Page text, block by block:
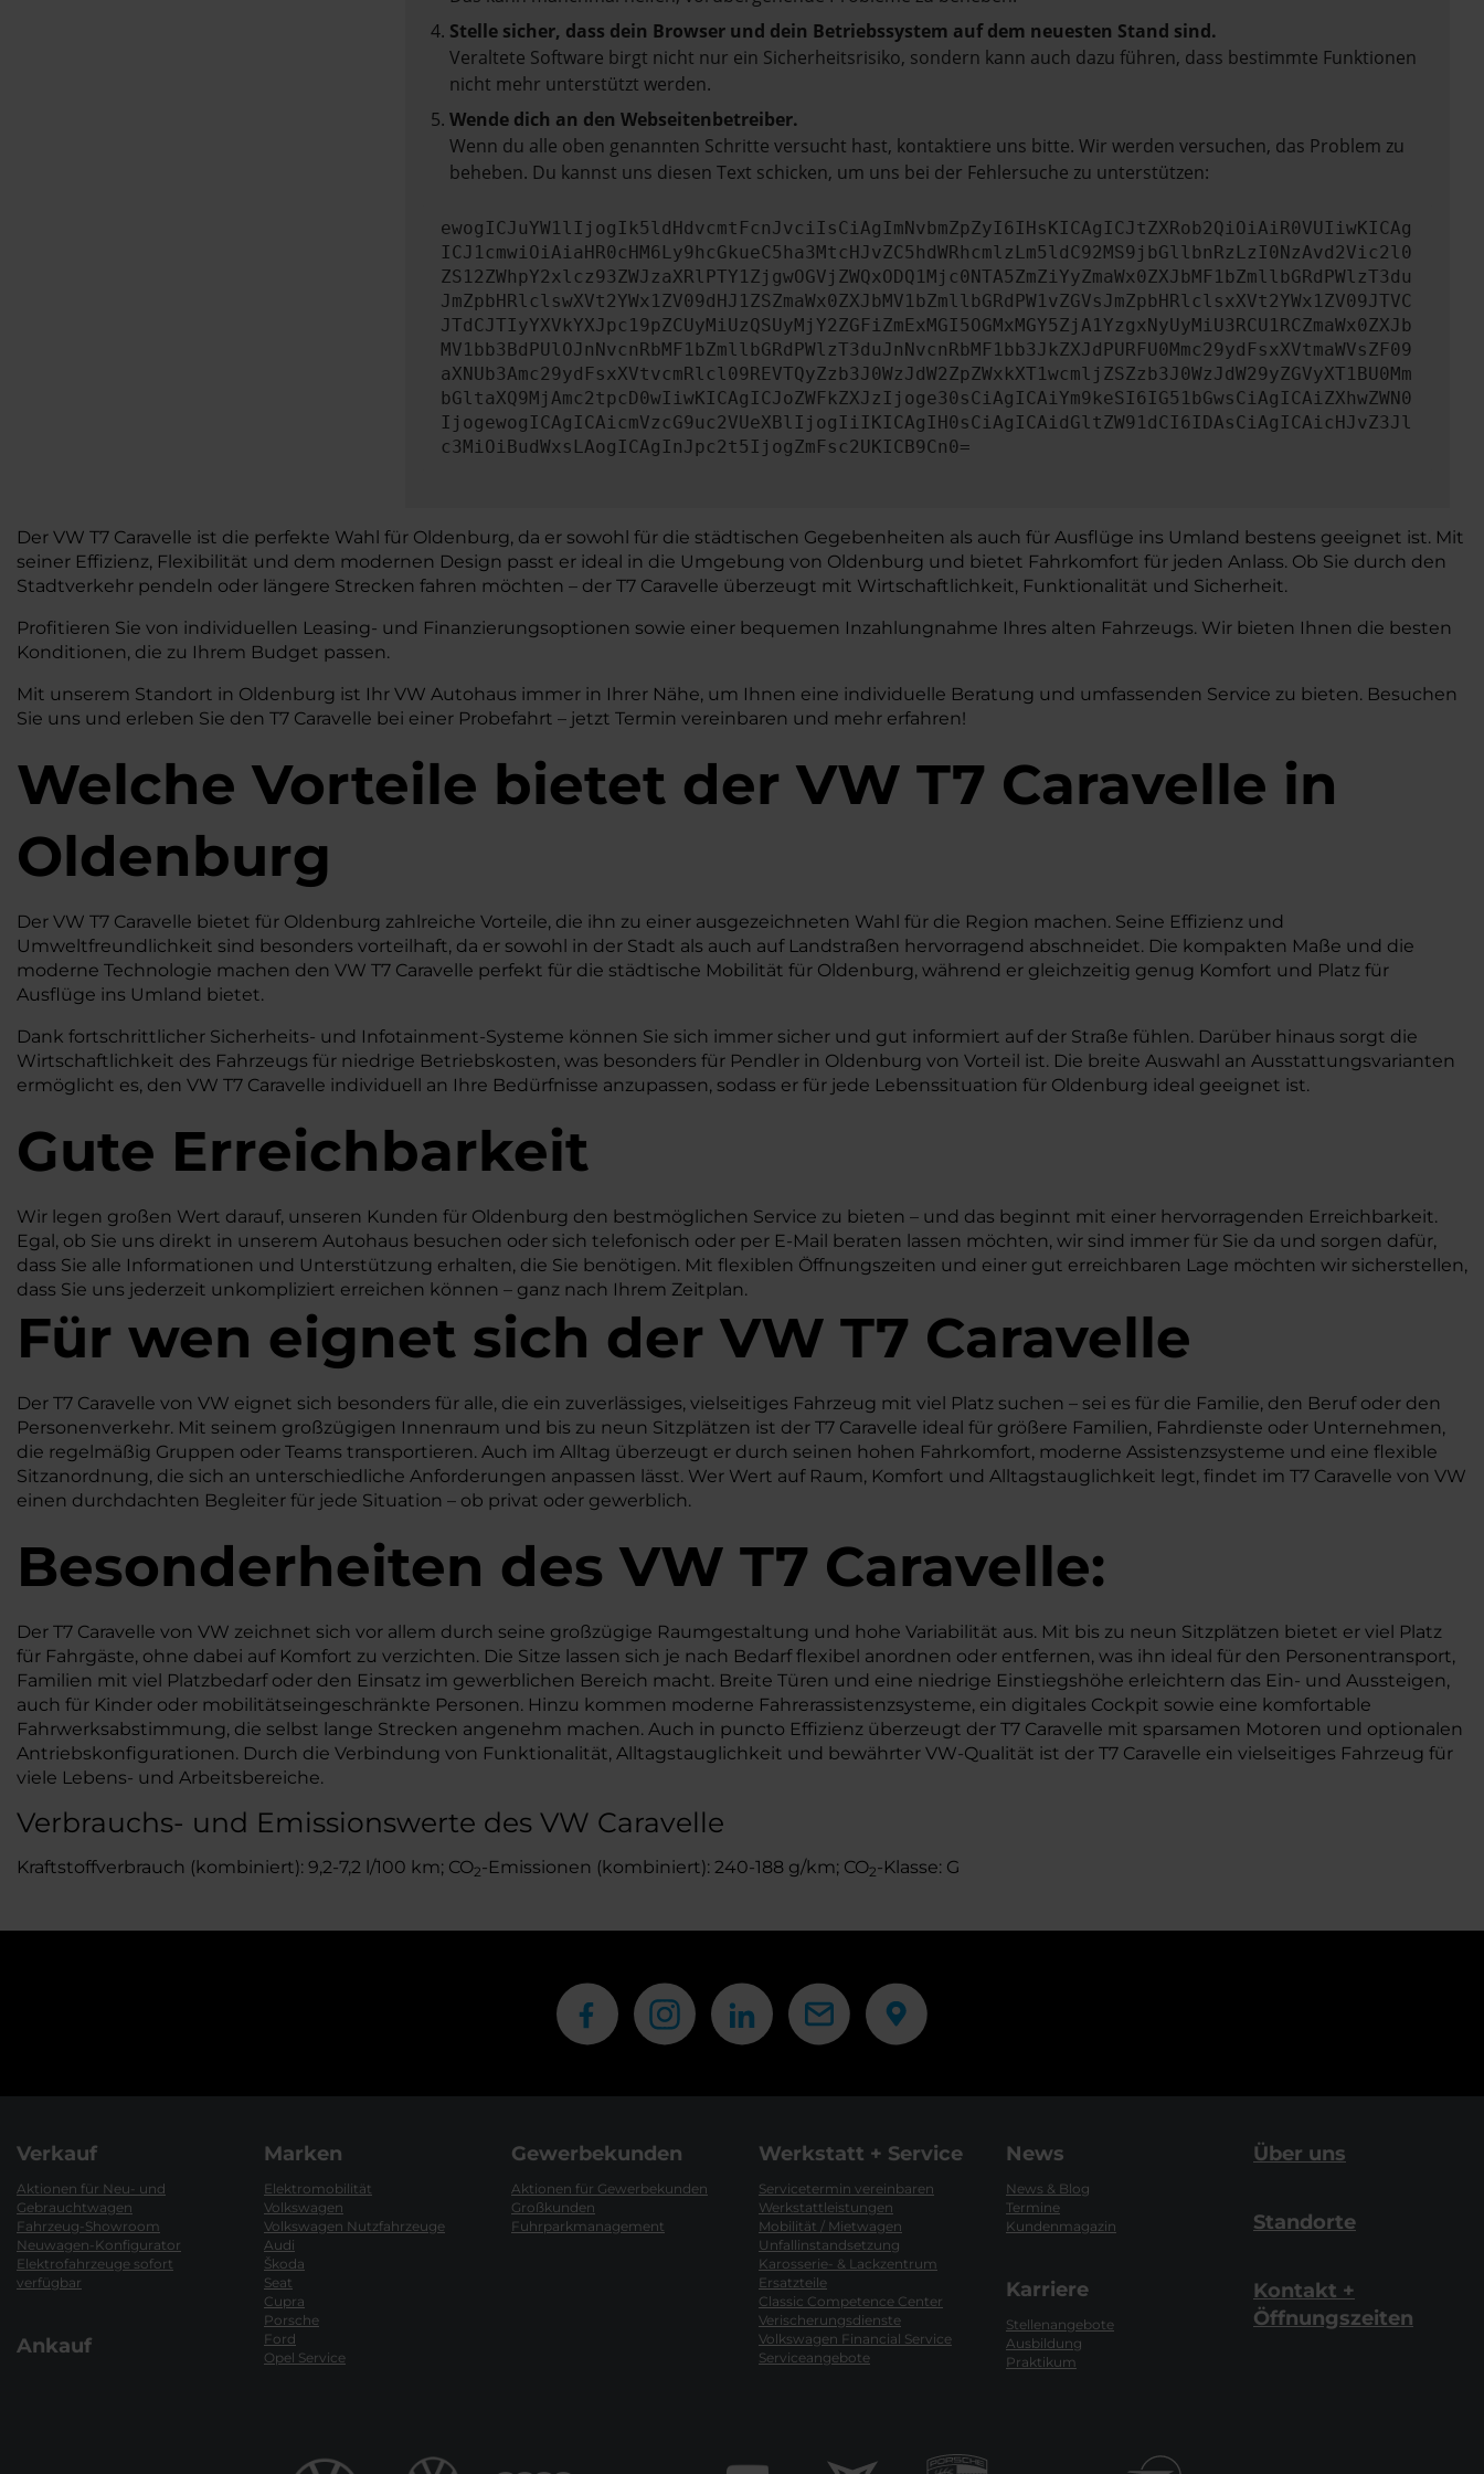
Stelle sicher, dass dein Browser und dein Betriebssystem auf dem neuesten Stand sind.
Veraltete Software birgt nicht nur ein Sicherheitsrisiko, sondern kann auch dazu führen, dass bestimmte Funktionen
nicht mehr unterstützt werden.
Wende dich an den Webseitenbetreiber.
Wenn du alle oben genannten Schritte versucht hast, kontaktiere uns bitte. Wir werden versuchen, das Problem zu
beheben. Du kannst uns diesen Text schicken, um uns bei der Fehlersuche zu unterstützen:
ewogICJuYW1lIjogIk5ldHdvcmtFcnJvciIsCiAgImNvbmZpZyI6IHsKICAgICJtZXRob2QiOiAiR0VUIiwKICAg
ICJ1cmwiOiAiaHR0cHM6Ly9hcGkueC5ha3MtcHJvZC5hdWRhcmlzLm5ldC92MS9jbGllbnRzLzI0NzAvd2Vic2l0
ZS12ZWhpY2xlcz93ZWJzaXRlPTY1ZjgwOGVjZWQxODQ1Mjc0NTA5ZmZiYyZmaWx0ZXJbMF1bZmllbGRdPWlzT3du
JmZpbHRlclswXVt2YWx1ZV09dHJ1ZSZmaWx0ZXJbMV1bZmllbGRdPW1vZGVsJmZpbHRlclsxXVt2YWx1ZV09JTVC
JTdCJTIyYXVkYXJpc19pZCUyMiUzQSUyMjY2ZGFiZmExMGI5OGMxMGY5ZjA1YzgxNyUyMiU3RCU1RCZmaWx0ZXJb
MV1bb3BdPUlOJnNvcnRbMF1bZmllbGRdPWlzT3duJnNvcnRbMF1bb3JkZXJdPURFU0Mmc29ydFsxXVtmaWVsZF09
aXNUb3Amc29ydFsxXVtvcmRlcl09REVTQyZzb3J0WzJdW2ZpZWxkXT1wcmljZSZzb3J0WzJdW29yZGVyXT1BU0Mm
bGltaXQ9MjAmc2tpcD0wIiwKICAgICJoZWFkZXJzIjoge30sCiAgICAiYm9keSI6IG51bGwsCiAgICAiZXhwZWN0
IjogewogICAgICAicmVzcG9uc2VUeXBlIjogIiIKICAgIH0sCiAgICAidGltZW91dCI6IDAsCiAgICAicHJvZ3Jl
c3MiOiBudWxsLAogICAgInJpc2t5IjogZmFsc2UKICB9Cn0=
Der VW T7 Caravelle ist die perfekte Wahl für Oldenburg, da er sowohl für die städtischen Gegebenheiten als auch für Ausflüge ins Umland bestens geeignet ist. Mit
seiner Effizienz, Flexibilität und dem modernen Design passt er ideal in die Umgebung von Oldenburg und bietet Fahrkomfort für jeden Anlass. Ob Sie durch den
Stadtverkehr pendeln oder längere Strecken fahren möchten – der T7 Caravelle überzeugt mit Wirtschaftlichkeit, Funktionalität und Sicherheit.
Profitieren Sie von individuellen Leasing- und Finanzierungsoptionen sowie einer bequemen Inzahlungnahme Ihres alten Fahrzeugs. Wir bieten Ihnen die besten
Konditionen, die zu Ihrem Budget passen.
Mit unserem Standort in Oldenburg ist Ihr VW Autohaus immer in Ihrer Nähe, um Ihnen eine individuelle Beratung und umfassenden Service zu bieten. Besuchen
Sie uns und erleben Sie den T7 Caravelle bei einer Probefahrt – jetzt Termin vereinbaren und mehr erfahren!
Welche Vorteile bietet der VW T7 Caravelle in
Oldenburg
Der VW T7 Caravelle bietet für Oldenburg zahlreiche Vorteile, die ihn zu einer ausgezeichneten Wahl für die Region machen. Seine Effizienz und
Umweltfreundlichkeit sind besonders vorteilhaft, da er sowohl in der Stadt als auch auf Landstraßen hervorragend abschneidet. Die kompakten Maße und die
moderne Technologie machen den VW T7 Caravelle perfekt für die städtische Mobilität für Oldenburg, während er gleichzeitig genug Komfort und Platz für
Ausflüge ins Umland bietet.
Dank fortschrittlicher Sicherheits- und Infotainment-Systeme können Sie sich immer sicher und gut informiert auf der Straße fühlen. Darüber hinaus sorgt die
Wirtschaftlichkeit des Fahrzeugs für niedrige Betriebskosten, was besonders für Pendler in Oldenburg von Vorteil ist. Die breite Auswahl an Ausstattungsvarianten
ermöglicht es, den VW T7 Caravelle individuell an Ihre Bedürfnisse anzupassen, sodass er für jede Lebenssituation für Oldenburg ideal geeignet ist.
Gute Erreichbarkeit
Wir legen großen Wert darauf, unseren Kunden für Oldenburg den bestmöglichen Service zu bieten – und das beginnt mit einer hervorragenden Erreichbarkeit.
Egal, ob Sie uns direkt in unserem Autohaus besuchen oder sich telefonisch oder per E-Mail beraten lassen möchten, wir sind immer für Sie da und sorgen dafür,
dass Sie alle Informationen und Unterstützung erhalten, die Sie benötigen. Mit flexiblen Öffnungszeiten und einer gut erreichbaren Lage möchten wir sicherstellen,
dass Sie uns jederzeit unkompliziert erreichen können – ganz nach Ihrem Zeitplan.
Für wen eignet sich der VW T7 Caravelle
Der T7 Caravelle von VW eignet sich besonders für alle, die ein zuverlässiges, vielseitiges Fahrzeug mit viel Platz suchen – sei es für die Familie, den Beruf oder den
Personenverkehr. Mit seinem großzügigen Innenraum und bis zu neun Sitzplätzen ist der T7 Caravelle ideal für größere Familien, Fahrdienste oder Unternehmen,
die regelmäßig Gruppen oder Teams transportieren. Auch im Alltag überzeugt er durch seinen hohen Fahrkomfort, moderne Assistenzsysteme und eine flexible
Sitzanordnung, die sich an unterschiedliche Anforderungen anpassen lässt. Wer Wert auf Raum, Komfort und Alltagstauglichkeit legt, findet im T7 Caravelle von VW
einen durchdachten Begleiter für jede Situation – ob privat oder gewerblich.
Besonderheiten des VW T7 Caravelle:
Der T7 Caravelle von VW zeichnet sich vor allem durch seine großzügige Raumgestaltung und hohe Variabilität aus. Mit bis zu neun Sitzplätzen bietet er viel Platz
für Fahrgäste, ohne dabei auf Komfort zu verzichten. Die Sitze lassen sich je nach Bedarf flexibel anordnen oder entfernen, was ihn ideal für den Personentransport,
Familien mit viel Platzbedarf oder den Einsatz im gewerblichen Bereich macht. Breite Türen und eine niedrige Einstiegshöhe erleichtern das Ein- und Aussteigen,
auch für Kinder oder mobilitätseingeschränkte Personen. Hinzu kommen moderne Fahrerassistenzsysteme, ein digitales Cockpit sowie eine komfortable
Fahrwerksabstimmung, die selbst lange Strecken angenehm machen. Auch in puncto Effizienz überzeugt der T7 Caravelle mit sparsamen Motoren und optionalen
Antriebskonfigurationen. Durch die Verbindung von Funktionalität, Alltagstauglichkeit und bewährter VW-Qualität ist der T7 Caravelle ein vielseitiges Fahrzeug für
viele Lebens- und Arbeitsbereiche.
Verbrauchs- und Emissionswerte des VW Caravelle
Kraftstoffverbrauch (kombiniert): 9,2-7,2 l/100 km; CO2-Emissionen (kombiniert): 240-188 g/km; CO2-Klasse: G
Verkauf
Aktionen für Neu- und
Gebrauchtwagen
Fahrzeug-Showroom
Neuwagen-Konfigurator
Elektrofahrzeuge sofort
verfügbar
Ankauf
Marken
Elektromobilität
Volkswagen
Volkswagen Nutzfahrzeuge
Audi
Škoda
Seat
Cupra
Porsche
Ford
Opel Service
Gewerbekunden
Aktionen für Gewerbekunden
Großkunden
Fuhrparkmanagement
Werkstatt + Service
Servicetermin vereinbaren
Werkstattleistungen
Mobilität / Mietwagen
Unfallinstandsetzung
Karosserie- & Lackzentrum
Ersatzteile
Classic Competence Center
Verischerungsdienste
Volkswagen Financial Service
Serviceangebote
News
News & Blog
Termine
Kundenmagazin
Karriere
Stellenangebote
Ausbildung
Praktikum
Über uns
Standorte
Kontakt +
Öffnungszeiten